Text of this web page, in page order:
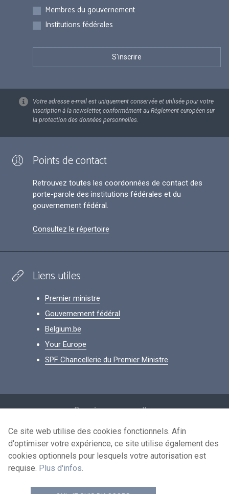
Membres du gouvernement
Institutions fédérales
Votre adresse e-mail est uniquement conservée et utilisée pour votre
inscription à la newsletter, conformément au Règlement européen sur
la protection des données personnelles.
Points de contact
Retrouvez toutes les coordonnées de contact des
porte-parole des institutions fédérales et du
gouvernement fédéral.
Consultez le répertoire
Liens utiles
Premier ministre
Gouvernement fédéral
Belgium.be
Your Europe
SPF Chancellerie du Premier Ministre
Données personnelles
Conditions de réutilisation
Contactez-nous
Ce site web utilise des cookies fonctionnels. Afin
d'optimiser votre expérience, ce site utilise également des
cookies optionnels pour lesquels votre autorisation est
requise. Plus d'infos.